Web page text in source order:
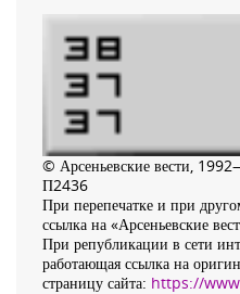
© Арсеньевские вести,
П2436
При перепечатке и при
ссылка на «Арсеньевские
При републикации в сети
работающая ссылка на
страницу сайта: https://